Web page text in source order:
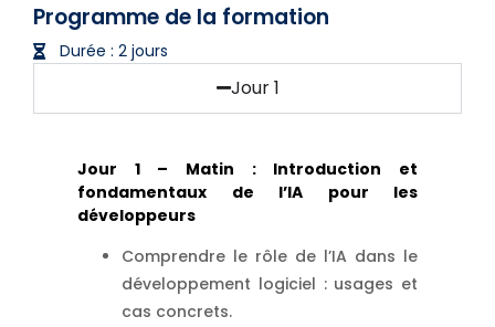
Programme de la formation
Durée : 2 jours
Jour 1
Jour 1 – Matin : Introduction et
fondamentaux de l’IA pour les
développeurs
Comprendre le rôle de l’IA dans le
développement logiciel : usages et
cas concrets.